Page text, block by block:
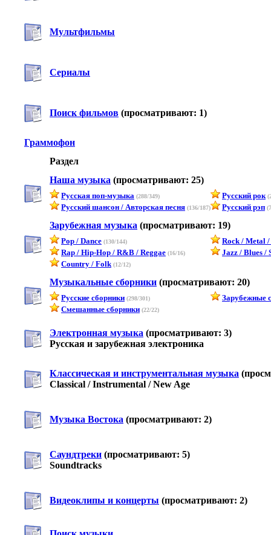
Мультфильмы
Сериалы
Поиск фильмов (просматривают: 1)
Граммофон
Раздел
Наша музыка (просматривают: 25)
Русская поп-музыка (288/349) Русский рок
Русский шансон / Авторская песня (136/187) Русский рэп
Зарубежная музыка (просматривают: 19)
Pop / Dance (130/144)
Rock / Metal
Rap / Hip-Hop / R&B / Reggae (16/16)
Jazz / Blues /
Country / Folk (12/12)
Музыкальные сборники (просматривают: 20)
Русские сборники (298/301)
Зарубежные
Смешанные сборники (22/22)
Электронная музыка (просматривают: 3)
Русская и зарубежная электроника
Классическая и инструментальная музыка
Classical / Instrumental / New Age
Музыка Востока (просматривают: 2)
Саундтреки (просматривают: 5)
Soundtracks
Видеоклипы и концерты (просматривают: 2)